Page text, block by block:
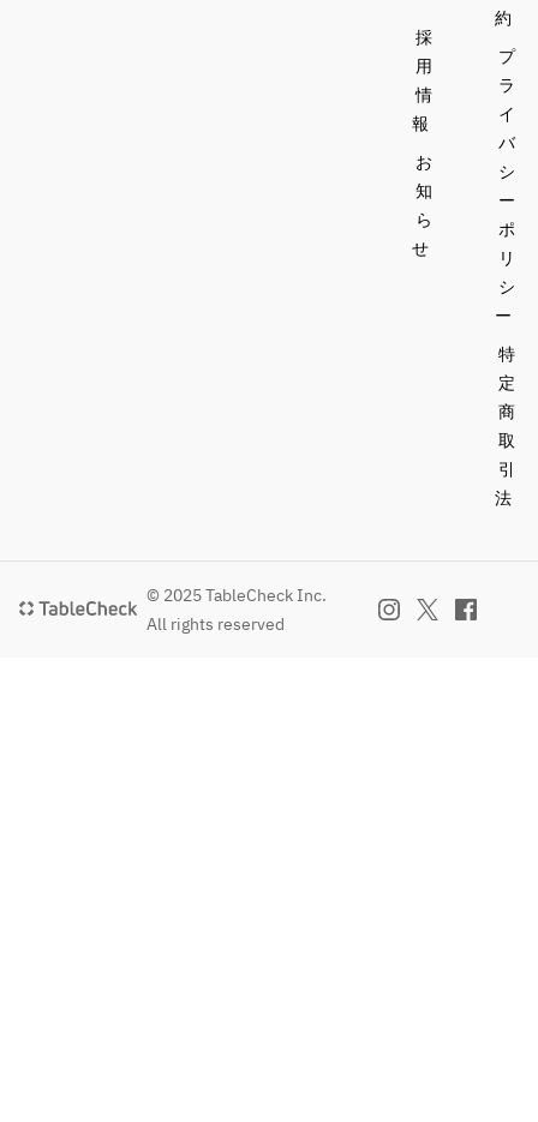
採
用
情
報
お
知
ら
せ
約
プ
ラ
イ
バ
シ
ー
ポ
リ
シ
ー
特
定
商
取
引
法
© 2025 TableCheck Inc.
All rights reserved